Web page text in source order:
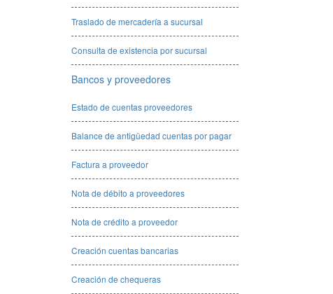
Traslado de mercadería a sucursal
Consulta de existencia por sucursal
Bancos y proveedores
Estado de cuentas proveedores
Balance de antigüedad cuentas por pagar
Factura a proveedor
Nota de débito a proveedores
Nota de crédito a proveedor
Creación cuentas bancarias
Creación de chequeras